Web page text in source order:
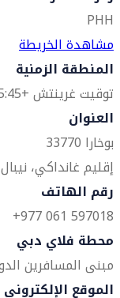
PHH
مشاهدة الخريطة
المنطقة الزمنية
توقيت غرينتش +5:45 ساعات
العنوان
بوخارا 33770
إقليم غانداكي، نيبال
رقم الهاتف
597018 061 977+
محطة فلاي دبي
مبنى المسافرين
الموقع الإلكتروني